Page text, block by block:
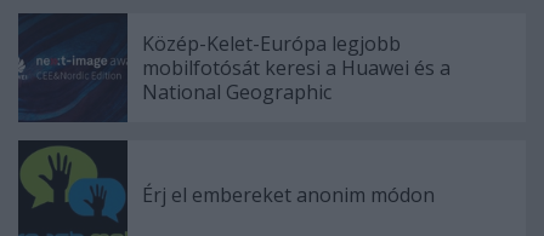
Közép-Kelet-Európa legjobb
mobilfotósát keresi a Huawei és a
National Geographic
Érj el embereket anonim módon